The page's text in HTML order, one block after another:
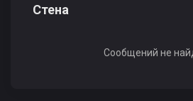
Стена
Сообщений не